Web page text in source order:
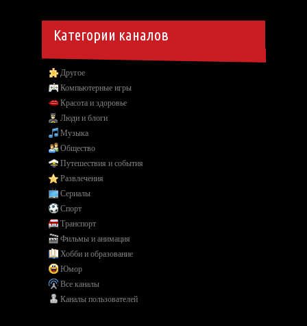
Категории каналов
Другое
Компьютерные игры
Красота и здоровье
Люди и блоги
Музыка
Общество
Путешествия и события
Развлечения
Сериалы
Спорт
Транспорт
Фильмы и анимация
Хобби и образование
Юмор
Все каналы
Каналы пользователей